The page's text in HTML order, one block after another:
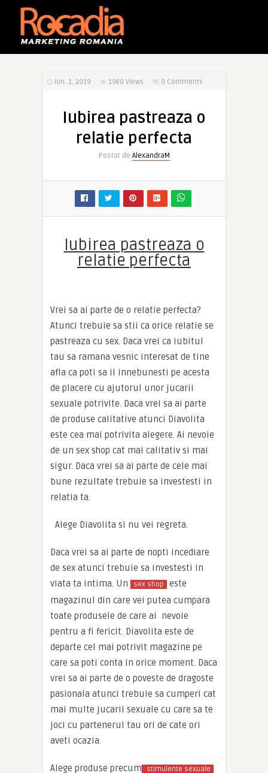
iun. 1, 2019 1980 Views 0 Comments
Iubirea pastreaza o
relatie perfecta
Postat de AlexandraM
Iubirea pastreaza o
relatie perfecta
Vrei sa ai parte de o relatie perfecta?
Atunci trebuie sa stii ca orice relatie se
pastreaza cu sex. Daca vrei ca iubitul
tau sa ramana vesnic interesat de tine
afla ca poti sa il innebunesti pe acesta
de placere cu ajutorul unor jucarii
sexuale potrivite. Daca vrei sa ai parte
de produse calitative atunci Diavolita
este cea mai potrivita alegere. Ai nevoie
de un sex shop cat mai calitativ si mai
sigur. Daca vrei sa ai parte de cele mai
bune rezultate trebuie sa investesti in
relatia ta.
Alege Diavolita si nu vei regreta.
Daca vrei sa ai parte de nopti incediare
de sex atunci trebuie sa investesti in
viata ta intima. Un
sex shop
este
magazinul din care vei putea cumpara
toate produsele de care ai nevoie
pentru a fi fericit. Diavolita este de
departe cel mai potrivit magazine pe
care sa poti conta in orice moment. Daca
vrei sa ai parte de o poveste de dragoste
pasionala atunci trebuie sa cumperi cat
mai multe jucarii sexuale cu care sa te
joci cu partenerul tau ori de cate ori
aveti ocazia.
Alege produse precum stimulente sexuale